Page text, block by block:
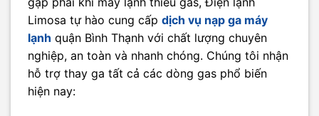
Limosa tự hào cung cấp dịch vụ nạp ga máy
lạnh quận Bình Thạnh với chất lượng chuyên
nghiệp, an toàn và nhanh chóng. Chúng tôi nhận
hỗ trợ thay ga tất cả các dòng gas phổ biến
hiện nay: